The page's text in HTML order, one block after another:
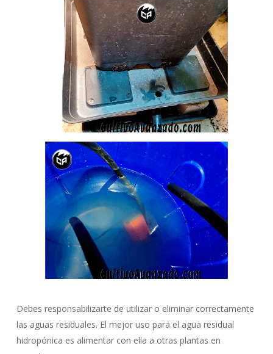
Debes responsabilizarte de utilizar o eliminar correctamente
las aguas residuales. El mejor uso para el agua residual
hidropónica es alimentar con ella a otras plantas en